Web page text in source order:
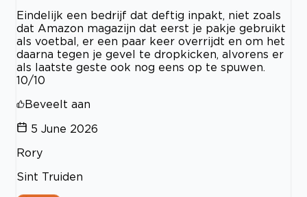
Eindelijk een bedrijf dat deftig inpakt, niet zoals
dat Amazon magazijn dat eerst je pakje gebruikt
als voetbal, er een paar keer overrijdt en om het
daarna tegen je gevel te dropkicken, alvorens er
als laatste geste ook nog eens op te spuwen.
10/10
Beveelt aan
5 June 2026
Rory
Sint Truiden